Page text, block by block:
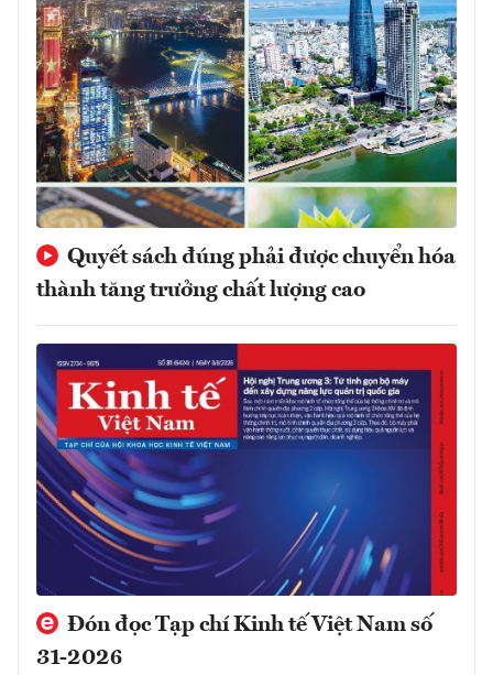
Quyết sách đúng phải được chuyển hóa
thành tăng trưởng chất lượng cao
Đón đọc Tạp chí Kinh tế Việt Nam số
31-2026